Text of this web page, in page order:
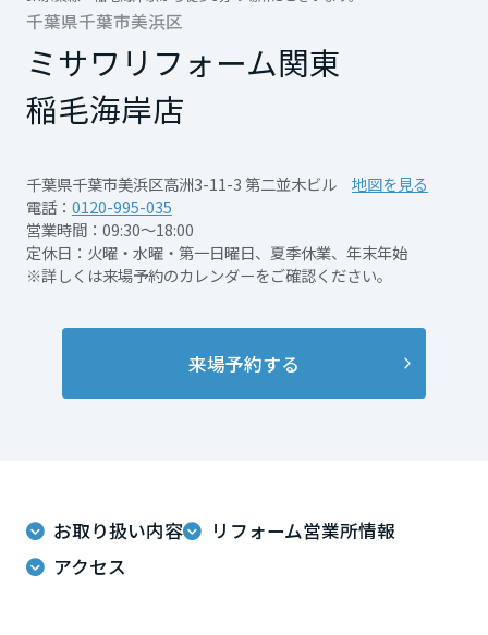
インテリア
住まいづくりガイド
買う
分譲住宅（建売・土地）検索
分譲マンション検索
住まいの売却
土地活用モデルルーム見学
土地活用実例
企業不動産活用（CRE）戦略
社宅建築
これから土地活用・賃貸経営をご検討の方
リフォームメニュー
リフォーム事例
事業用リノベーション
ホテル・旅館リフォーム
ームの具体策とアイデアを豊富にご用意しています。
ホームラウンジ リフォーム
複合開発事業（ASMACI-アスマチ-）
再開発・官民連携事業
分譲マンション開発事業
収益不動産・投資開発事業
建築再生事業
事業用売買
事業用地・事業用建物
すべてのフィールドに新しい価値をデザインし、持続可能な未来志向
のまちづくりを実現していきます。
サポートメニュー
住まいるりんぐ（ロングサポート）
アフターメンテナンス
ミサワリフォーム
ミサワホームオーナーさま・リフォーム工事ご契約者さまとミサワホ
ームを結ぶコミュニケーションサイト。お得・便利・安心なコンテン
ツや、ミサワホームからの大切なお知らせなど配信しています。
企業・IR情報
企業・IR
ニュース
MISAWAについて
ミサワホームグループ
IR情報
新卒者採用
展示 イベント情報
カタログ請求
住まいのご相談
千葉県千葉市美浜区
ミサワリフォーム関東
稲毛海岸店
千葉県千葉市美浜区高洲3-11-3 第二並木ビル
地図を見る
電話： 0120-995-035
営業時間：09:30～18:00
定休日：火曜・水曜・第一日曜日、夏季休業、年末年始
※詳しくは来場予約のカレンダーをご確認ください。
来場予約する
お取り扱い内容
リフォーム営業所情報
アクセス
岩手県
宮城県
秋田県